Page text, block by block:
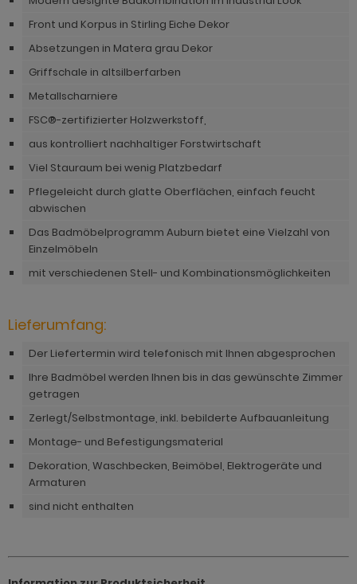
Front und Korpus in Stirling Eiche Dekor
Absetzungen in Matera grau Dekor
Griffschale in altsilberfarben
Metallscharniere
FSC®-zertifizierter Holzwerkstoff,
aus kontrolliert nachhaltiger Forstwirtschaft
Viel Stauraum bei wenig Platzbedarf
Pflegeleicht durch glatte Oberflächen, einfach feucht
abwischen
Das Badmöbelprogramm Auburn bietet eine Vielzahl von
Einzelmöbeln
mit verschiedenen Stell- und Kombinationsmöglichkeiten
Lieferumfang:
Der Liefertermin wird telefonisch mit Ihnen abgesprochen
Ihre Badmöbel werden Ihnen bis in das gewünschte Zimmer
getragen
Zerlegt/Selbstmontage, inkl. bebilderte Aufbauanleitung
Montage- und Befestigungsmaterial
Dekoration, Waschbecken, Beimöbel, Elektrogeräte und
Armaturen
sind nicht enthalten
Ronson
Rovola
Sena
Sentra
Starlet
Stove Old Style hell
Stove weiß Pinie
Timber
Vestland
Ward
Rivian
Ronin Eiche
Ronin Esche
Rooky weiß
Rovola
Scandik
Seyne
Stove Old Style hell
Stove weiß Pinie
Stream
Sumatra
Sunroof
Synnax